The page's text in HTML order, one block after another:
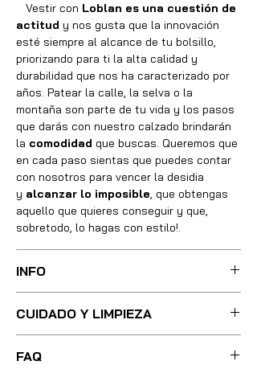
Vestir con Loblan es una cuestión de
actitud y nos gusta que la innovación
esté siempre al alcance de tu bolsillo,
priorizando para ti la alta calidad y
durabilidad que nos ha caracterizado por
años. Patear la calle, la selva o la
montaña son parte de tu vida y los pasos
que darás con nuestro calzado brindarán
la comodidad que buscas. Queremos que
en cada paso sientas que puedes contar
con nosotros para vencer la desidia
y alcanzar lo imposible, que obtengas
aquello que quieres conseguir y que,
sobretodo, lo hagas con estilo!.
INFO
confeccionadas con las mejores técnicas
y métodos, integrando absolutamente
todos los materiales necesarios de óptima
CUIDADO Y LIMPIEZA
utilizar poca agua tibia y un cepillo de
FAQ